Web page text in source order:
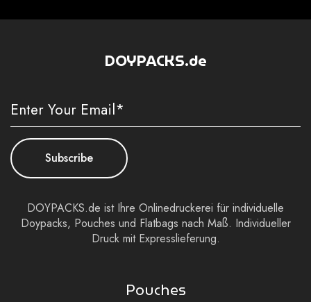
DOYPACKS.de
Subscribe
DOYPACKS.de ist Ihre Onlinedruckerei für individuelle
Doypacks, Pouches und Flatbags nach Maß. Individueller
Druck mit Expresslieferung.
Pouches